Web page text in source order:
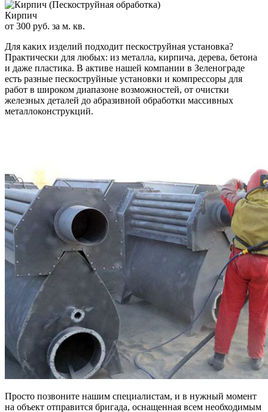
Кирпич
от 300 руб. за м. кв.
Для каких изделий подходит пескоструйная установка?
Практически для любых: из металла, кирпича, дерева, бетона
и даже пластика. В активе нашей компании в Зеленограде
есть разные пескоструйные установки и компрессоры для
работ в широком диапазоне возможностей, от очистки
железных деталей до абразивной обработки массивных
металлоконструкций.
Просто позвоните нашим специалистам, и в нужный момент
на объект отправится бригада, оснащенная всем необходимым